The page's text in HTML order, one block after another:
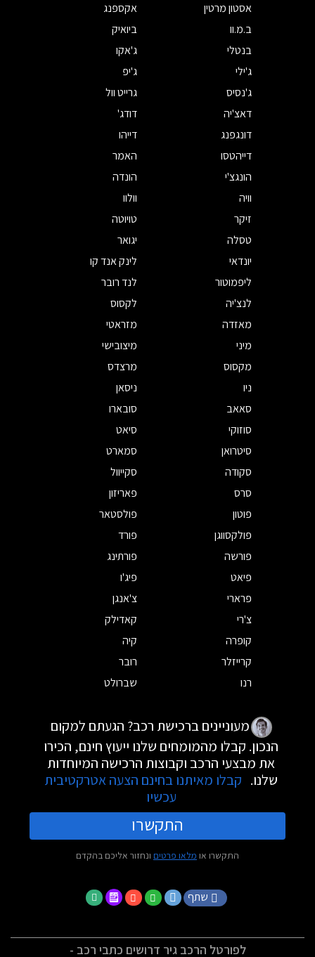
אסטון מרטין
אקספנג
ב.מ.וו
ביואיק
בנטלי
ג'אקו
ג'ילי
ג'יפ
ג'נסיס
גרייט וול
דאצ'יה
דודג'
דונגפנג
דייהו
דייהטסו
האמר
הונגצ'י
הונדה
וויה
וולוו
זיקר
טויוטה
טסלה
יגואר
יונדאי
לינק אנד קו
ליפמוטור
לנד רובר
לנצ'יה
לקסוס
מאזדה
מזראטי
מיני
מיצובישי
מקסוס
מרצדס
ניו
ניסאן
סאאב
סובארו
סוזוקי
סיאט
סיטרואן
סמארט
סקודה
סקייוול
סרס
פאריזון
פוטון
פולסטאר
פולקסווגן
פורד
פורשה
פורתינג
פיאט
פיג'ו
פרארי
צ'אנגן
צ'רי
קאדילק
קופרה
קיה
קרייזלר
רובר
רנו
שברולט
מעוניינים ברכישת רכב? הגעתם למקום
הנכון. קבלו מהמומחים שלנו ייעוץ חינם, הכירו
את מבצעי הרכב וקבוצות הרכישה המיוחדות
שלנו. קבלו מאיתנו בחינם הצעה אטרקטיבית
עכשיו
התקשרו
התקשרו או מלאו פרטים ונחזור אליכם בהקדם
שתף
לפורטל הרכב גיר דרושים כתבי רכב -